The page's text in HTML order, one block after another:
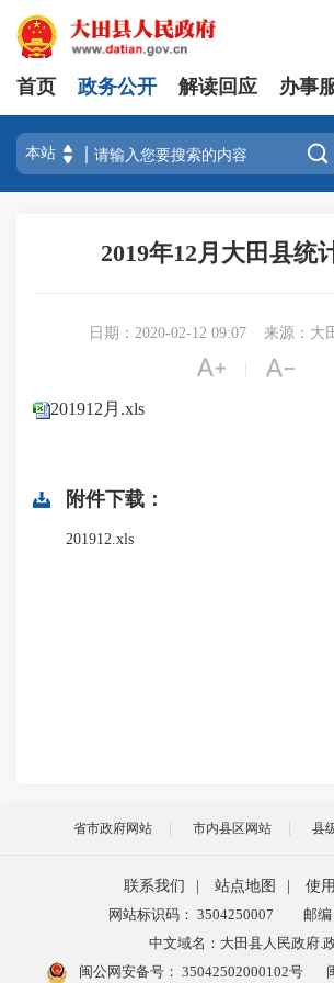
首页 政务公开 解读回应 办事

2019年12月大田县统
日期：2020-02-12 09:07 来源：大
 
201912月.xls
附件下载：
201912.xls
省市政府网站 市内县区网站 县
联系我们 站点地图
使
网站标识码： 3504250007
邮编
中文域名：大田县人民政府.
闽公网安备号： 35042502000102号